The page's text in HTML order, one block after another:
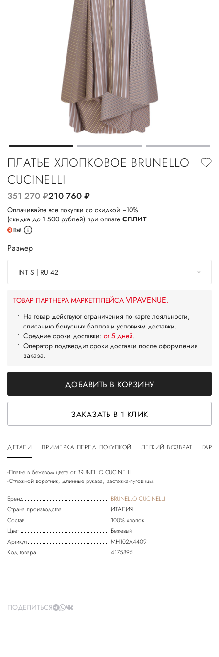
ПЛАТЬЕ ХЛОПКОВОЕ BRUNELLO
CUCINELLI
351 270руб.210 760руб.
Оплачивайте все покупки со скидкой −10%
(скидка до 1 500 рублей) при оплате СПЛИТ
Размер
INT S | RU 42
ТОВАР ПАРТНЕРА МАРКЕТПЛЕЙСА VIPAVENUE.
На товар действуют ограничения по карте лояльности,
списанию бонусных баллов и условиям доставки.
Средние сроки доставки: от 5 дней.
Оператор подтвердит сроки доставки после оформления
заказа.
ДОБАВИТЬ В КОРЗИНУ
ЗАКАЗАТЬ В 1 КЛИК
ДЕТАЛИ ПРИМЕРКА ПЕРЕД ПОКУПКОЙ ЛЕГКИЙ ВОЗВРАТ
-Платье в бежевом цвете от BRUNELLO CUCINELLI.
Бренд
BRUNELLO CUCINELLI
Страна производства
ИТАЛИЯ
Состав
100% хлопок
Цвет
Бежевый
Артикул
MH102A4409
Код товара
4175895
ПОДЕЛИТЬСЯ